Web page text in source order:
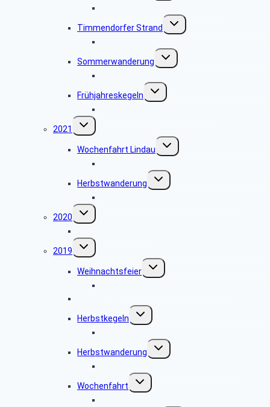
Timmendorfer Strand
Untermenü
umschalten
Sommerwanderung
Untermenü
umschalten
Frühjahreskegeln
Untermenü
umschalten
2021
Untermenü
umschalten
Wochenfahrt Lindau
Untermenü
umschalten
Herbstwanderung
Untermenü
umschalten
2020
Untermenü
umschalten
2019
Untermenü
umschalten
Weihnachtsfeier
Untermenü
umschalten
Herbstkegeln
Untermenü
umschalten
Herbstwanderung
Untermenü
umschalten
Wochenfahrt
Untermenü
umschalten